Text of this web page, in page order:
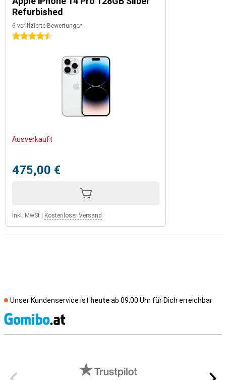
Spezifikationen wie das iPhone 14 Pro, jedoch mit einer größeren
Batterie. Das sorgt für eine noch längere Akkulaufzeit von bis zu 29
Stunden. Für Nutzer, die das Beste aus ihrem Gerät herausholen
wollen, ist das Apple iPhone 14 Pro Max die perfekte Wahl.
Refurbished
6 verifizierte Bewertungen
4.5 Sterne
Ausverkauft
475,00 €
Inkl. MwSt Kostenloser Versand
Unser Kundenservice ist heuteab 09.00 Uhr für Dich erreichbar